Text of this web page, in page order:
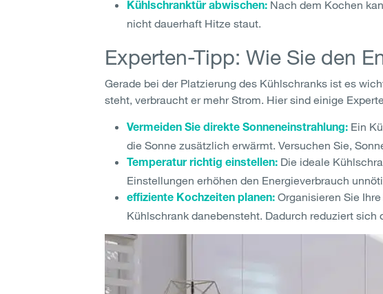
Kühlschranktür abwischen: Nach dem Kochen
nicht dauerhaft Hitze staut.
Experten-Tipp: Wie Sie den
Gerade bei der Platzierung des Kühlschranks ist es
steht, verbraucht er mehr Strom. Hier sind einige
Vermeiden Sie direkte Sonneneinstrahlung: Ein
die Sonne zusätzlich erwärmt. Versuchen Sie,
Temperatur richtig einstellen: Die ideale
Einstellungen erhöhen den Energieverbrauch
effiziente Kochzeiten planen: Organisieren Sie
Kühlschrank danebensteht. Dadurch reduziert